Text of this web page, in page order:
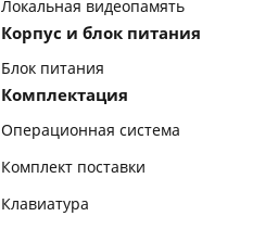
Локальная видеопамять
Корпус и блок питания
Блок питания
Комплектация
Операционная система
Комплект поставки
Клавиатура